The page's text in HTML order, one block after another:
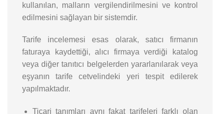
kullanılan, malların vergilendirilmesini ve kontrol
edilmesini sağlayan bir sistemdir.
Tarife incelemesi esas olarak, satıcı firmanın
faturaya kaydettiği, alıcı firmaya verdiği katalog
veya diğer tanıtıcı belgelerden yararlanılarak veya
eşyanın tarife cetvelindeki yeri tespit edilerek
yapılmaktadır.
Ticari tanımları aynı fakat tarifeleri farklı olan